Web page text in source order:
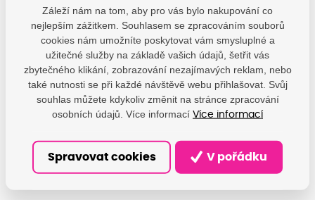
Parametry
Výrobce
HP - HP Netherlands
BV; Krijgsman 75, 1186
DR Amstelveen, NL;
Záleží nám na tom, aby pro vás bylo nakupování co
nejlepším zážitkem. Souhlasem se zpracováním souborů
cookies nám umožníte poskytovat vám smysluplné a
užitečné služby na základě vašich údajů, šetřit vás
zbytečného klikání, zobrazování nezajímavých reklam, nebo
také nutnosti se při každé návštěvě webu přihlašovat. Svůj
souhlas můžete kdykoliv změnit na stránce zpracování
osobních údajů. Více informací Více informací
Spravovat cookies V pořádku